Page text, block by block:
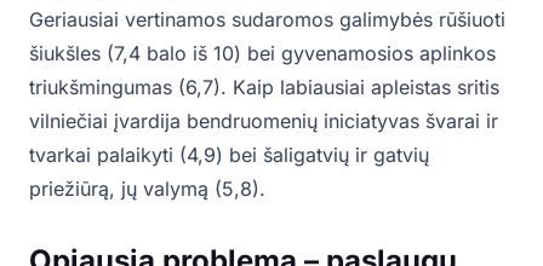
Geriausiai vertinamos sudaromos galimybės rūšiuoti
šiukšles (7,4 balo iš 10) bei gyvenamosios aplinkos
triukšmingumas (6,7). Kaip labiausiai apleistas sritis
vilniečiai įvardija bendruomenių iniciatyvas švarai ir
tvarkai palaikyti (4,9) bei šaligatvių ir gatvių
priežiūrą, jų valymą (5,8).